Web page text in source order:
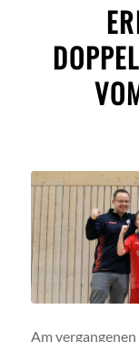
Am